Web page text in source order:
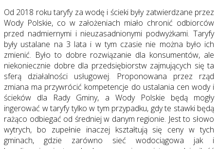
Od 2018 roku taryfy za wodę i ścieki były zatwierdzane przez
Wody Polskie, co w założeniach miało chronić odbiorców
przed nadmiernymi i nieuzasadnionymi podwyżkami. Taryfy
były ustalane na 3 lata i w tym czasie nie można było ich
zmienić. Było to dobre rozwiązanie dla konsumentów, ale
niekoniecznie dobre dla przedsiębiorstw zajmujących się ta
sferą działalności usługowej. Proponowana przez rząd
zmiana ma przywrócić kompetencje do ustalania cen wody i
ścieków dla Rady Gminy, a Wody Polskie będą mogły
ingerować w taryfy tylko w tym przypadku, gdy te stawki będą
rażąco odbiegać od średniej w danym regionie. Jest to słowo
wytrych, bo zupełnie inaczej kształtują się ceny w tych
gminach, gdzie zarówno sieć wodociągowa jak i